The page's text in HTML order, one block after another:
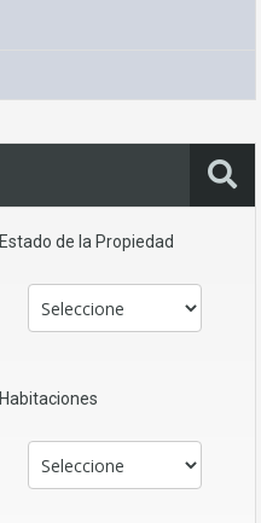
Estado de la Propiedad
Habitaciones